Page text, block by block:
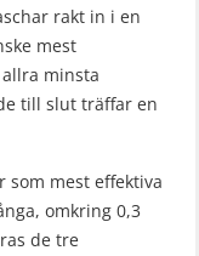
rakt in i en
mest
minsta
till slut träffar en
som mest effektiva
omkring 0,3
de tre